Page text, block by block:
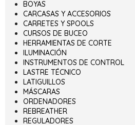
BOYAS
CARCASAS Y ACCESORIOS
CARRETES Y SPOOLS
CURSOS DE BUCEO
HERRAMIENTAS DE CORTE
ILUMINACIÓN
INSTRUMENTOS DE CONTROL
LASTRE TÉCNICO
LATIGUILLOS
MÁSCARAS
ORDENADORES
REBREATHER
REGULADORES